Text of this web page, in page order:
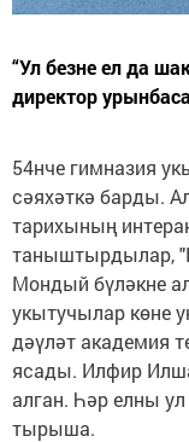
“Ул безне ел да
директор
54нче гимназия
сәяхәткә барды.
тарихының
таныштырдылар,
Мондый бүләкне
укытучылар көне
дәүләт академия
ясады. Илфир
алган. Һәр елны
тырыша.